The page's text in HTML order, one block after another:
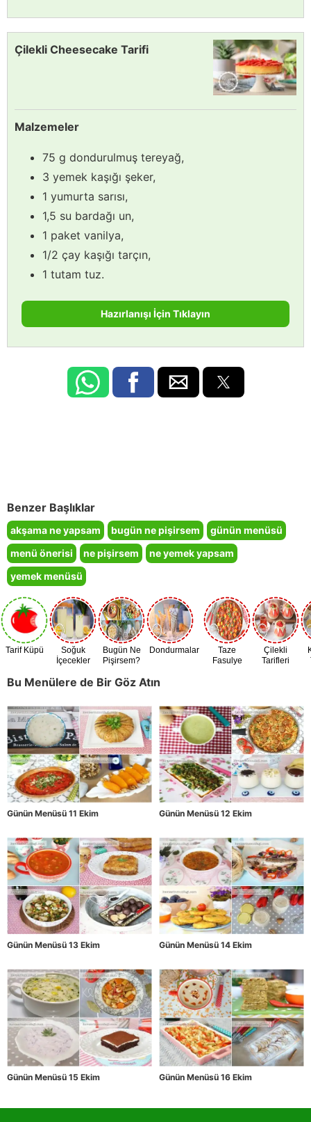
Çilekli Cheesecake Tarifi
Malzemeler
75 g dondurulmuş tereyağ,
3 yemek kaşığı şeker,
1 yumurta sarısı,
1,5 su bardağı un,
1 paket vanilya,
1/2 çay kaşığı tarçın,
1 tutam tuz.
Hazırlanışı İçin Tıklayın
Benzer Başlıklar
akşama ne yapsam bugün ne pişirsem
günün menüsü
menü önerisi
ne pişirsem
ne yemek yapsam
yemek menüsü
Tarif Küpü
Soğuk
İçecekler
Bugün Ne
Pişirsem?
Dondurmalar
Taze
Fasulye
Çilekli
Tarifleri
Bu Menülere de Bir Göz Atın
Günün Menüsü 11 Ekim Günün Menüsü 12 Ekim
Günün Menüsü 13 Ekim Günün Menüsü 14 Ekim
Günün Menüsü 15 Ekim Günün Menüsü 16 Ekim